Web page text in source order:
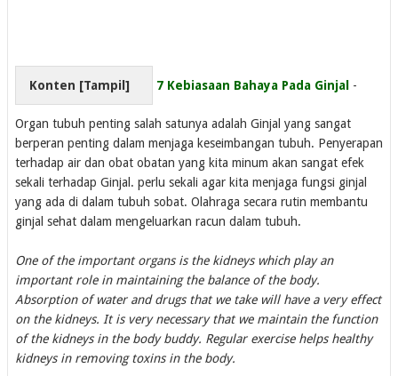
Konten [Tampil] 7 Kebiasaan Bahaya Pada Ginjal -
Organ tubuh penting salah satunya adalah Ginjal yang sangat
berperan penting dalam menjaga keseimbangan tubuh. Penyerapan
terhadap air dan obat obatan yang kita minum akan sangat efek
sekali terhadap Ginjal. perlu sekali agar kita menjaga fungsi ginjal
yang ada di dalam tubuh sobat. Olahraga secara rutin membantu
ginjal sehat dalam mengeluarkan racun dalam tubuh.
One of the important organs is the kidneys which play an
important role in maintaining the balance of the body.
Absorption of water and drugs that we take will have a very effect
on the kidneys. It is very necessary that we maintain the function
of the kidneys in the body buddy. Regular exercise helps healthy
kidneys in removing toxins in the body.